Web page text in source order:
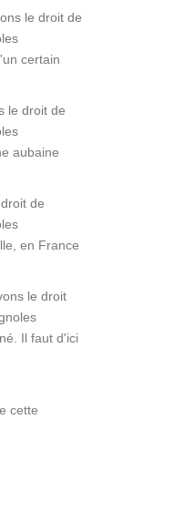
le droit de
certain
le droit de
aubaine
de
en France
le droit
Il faut d'ici
cette